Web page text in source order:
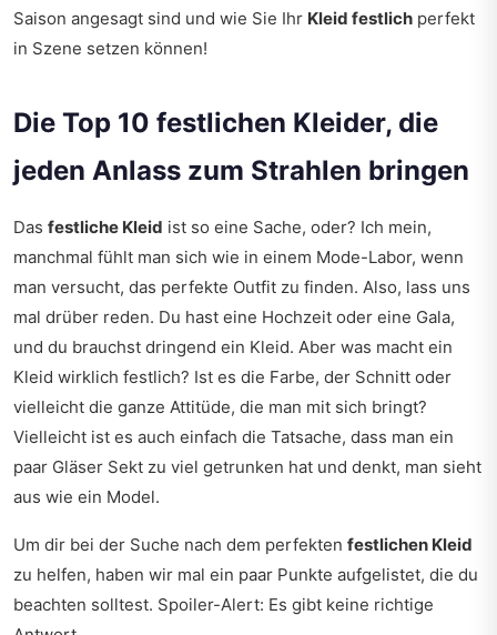
Saison angesagt sind und wie Sie Ihr Kleid festlich perfekt
in Szene setzen können!
Die Top 10 festlichen Kleider, die
jeden Anlass zum Strahlen bringen
Das festliche Kleid ist so eine Sache, oder? Ich mein,
manchmal fühlt man sich wie in einem Mode-Labor, wenn
man versucht, das perfekte Outfit zu finden. Also, lass uns
mal drüber reden. Du hast eine Hochzeit oder eine Gala,
und du brauchst dringend ein Kleid. Aber was macht ein
Kleid wirklich festlich? Ist es die Farbe, der Schnitt oder
vielleicht die ganze Attitüde, die man mit sich bringt?
Vielleicht ist es auch einfach die Tatsache, dass man ein
paar Gläser Sekt zu viel getrunken hat und denkt, man sieht
aus wie ein Model.
Um dir bei der Suche nach dem perfekten festlichen Kleid
zu helfen, haben wir mal ein paar Punkte aufgelistet, die du
beachten solltest. Spoiler-Alert: Es gibt keine richtige